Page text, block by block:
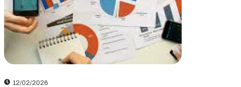
12/02/2026